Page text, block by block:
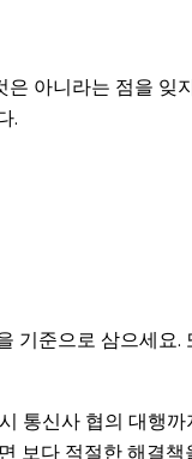
아니라는 점을 잊
.
기준으로 삼으세요
통신사 협의 대행
보다 적절한 해결